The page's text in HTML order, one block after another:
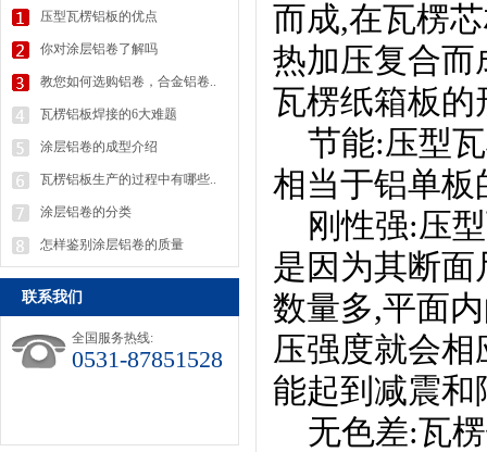
而成,在瓦楞
热加压复合而
瓦楞纸箱板的
节能:压型瓦
相当于铝单板
刚性强:压型
是因为其断面
数量多,平面
压强度就会
能起到减震和
无色差:瓦楞
压型瓦楞铝板的优点
你对涂层铝卷了解吗
教您如何选购铝卷，合金铝卷..
瓦楞铝板焊接的6大难题
涂层铝卷的成型介绍
瓦楞铝板生产的过程中有哪些..
涂层铝卷的分类
怎样鉴别涂层铝卷的质量
联系我们
全国服务热线:
0531-87851528